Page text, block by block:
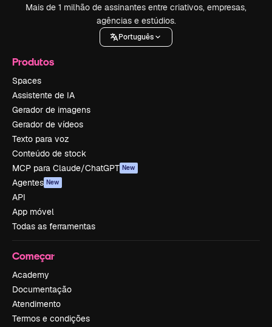
Mais de 1 milhão de assinantes entre criativos, empresas,
agências e estúdios.
Português
Produtos
Spaces
Assistente de IA
Gerador de imagens
Gerador de vídeos
Texto para voz
Conteúdo de stock
MCP para Claude/ChatGPT New
Agentes New
API
App móvel
Todas as ferramentas
Começar
Academy
Documentação
Atendimento
Termos e condições